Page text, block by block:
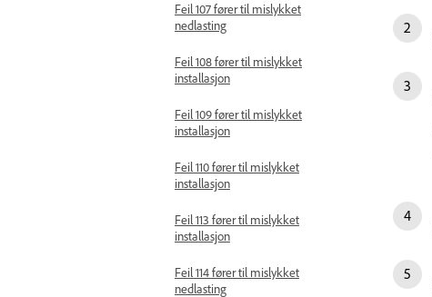
Feil 107 fører til mislykket
nedlasting
Feil 108 fører til mislykket
installasjon
Feil 109 fører til mislykket
installasjon
Feil 110 fører til mislykket
installasjon
Feil 113 fører til mislykket
installasjon
Feil 114 fører til mislykket
nedlasting